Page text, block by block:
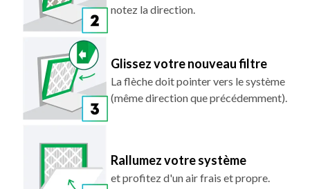
notez la direction.
Glissez votre nouveau filtre
La flèche doit pointer vers le système
(même direction que précédemment).
Rallumez votre système
et profitez d'un air frais et propre.